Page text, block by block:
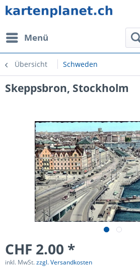
Menü
Übersicht Schweden
Skeppsbron, Stockholm
CHF 2.00 *
inkl. MwSt.zzgl. Versandkosten